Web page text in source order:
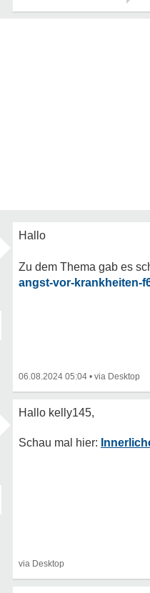
Hallo
Zu dem Thema gab es
angst-vor-krankheiten-
06.08.2024 05:04 •